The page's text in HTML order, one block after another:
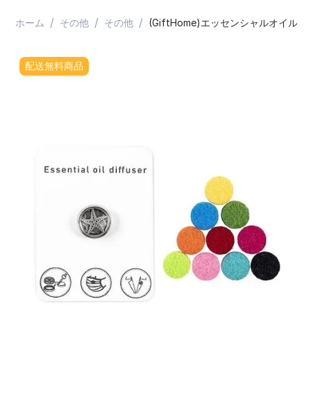
ホーム / その他 / その他 / (GiftHome)エッセンシャルオイル
配送無料商品